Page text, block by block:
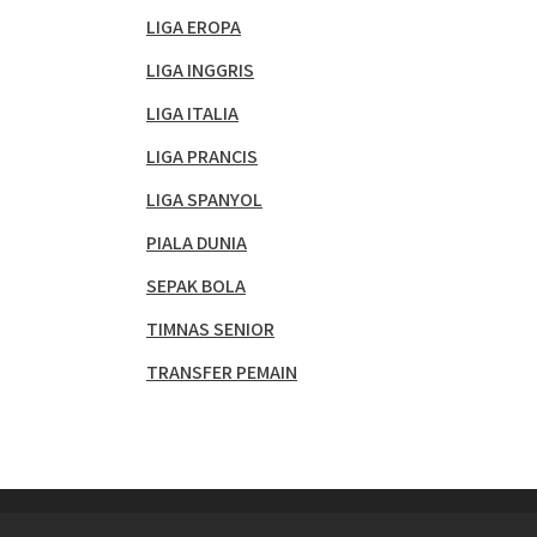
LIGA EROPA
LIGA INGGRIS
LIGA ITALIA
LIGA PRANCIS
LIGA SPANYOL
PIALA DUNIA
SEPAK BOLA
TIMNAS SENIOR
TRANSFER PEMAIN